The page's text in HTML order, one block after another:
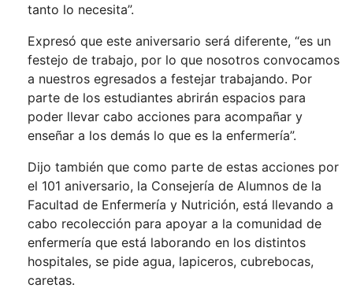
tanto lo necesita”.
Expresó que este aniversario será diferente, “es un
festejo de trabajo, por lo que nosotros convocamos
a nuestros egresados a festejar trabajando. Por
parte de los estudiantes abrirán espacios para
poder llevar cabo acciones para acompañar y
enseñar a los demás lo que es la enfermería”.
Dijo también que como parte de estas acciones por
el 101 aniversario, la Consejería de Alumnos de la
Facultad de Enfermería y Nutrición, está llevando a
cabo recolección para apoyar a la comunidad de
enfermería que está laborando en los distintos
hospitales, se pide agua, lapiceros, cubrebocas,
caretas.